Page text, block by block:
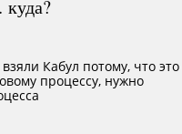
Кабул потому, что это
процессу, нужно